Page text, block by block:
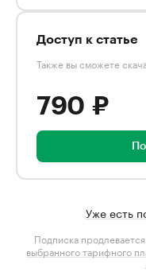
Доступ к статье
Также вы сможете
790 ₽
Уже есть
Подписка
выбранного тарифного